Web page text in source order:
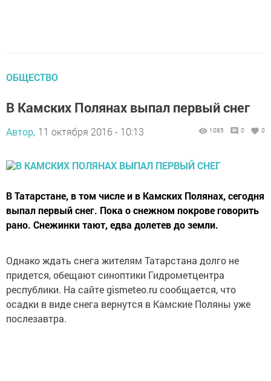
ОБЩЕСТВО
В Камских Полянах выпал первый снег
Автор, 11 октября 2016 - 10:13 1085 0 0
В Татарстане, в том числе и в Камских Полянах, сегодня
выпал первый снег. Пока о снежном покрове говорить
рано. Снежинки тают, едва долетев до земли.
Однако ждать снега жителям Татарстана долго не
придется, обещают синоптики Гидрометцентра
республики. На сайте gismeteo.ru сообщается, что
осадки в виде снега вернутся в Камские Поляны уже
послезавтра.